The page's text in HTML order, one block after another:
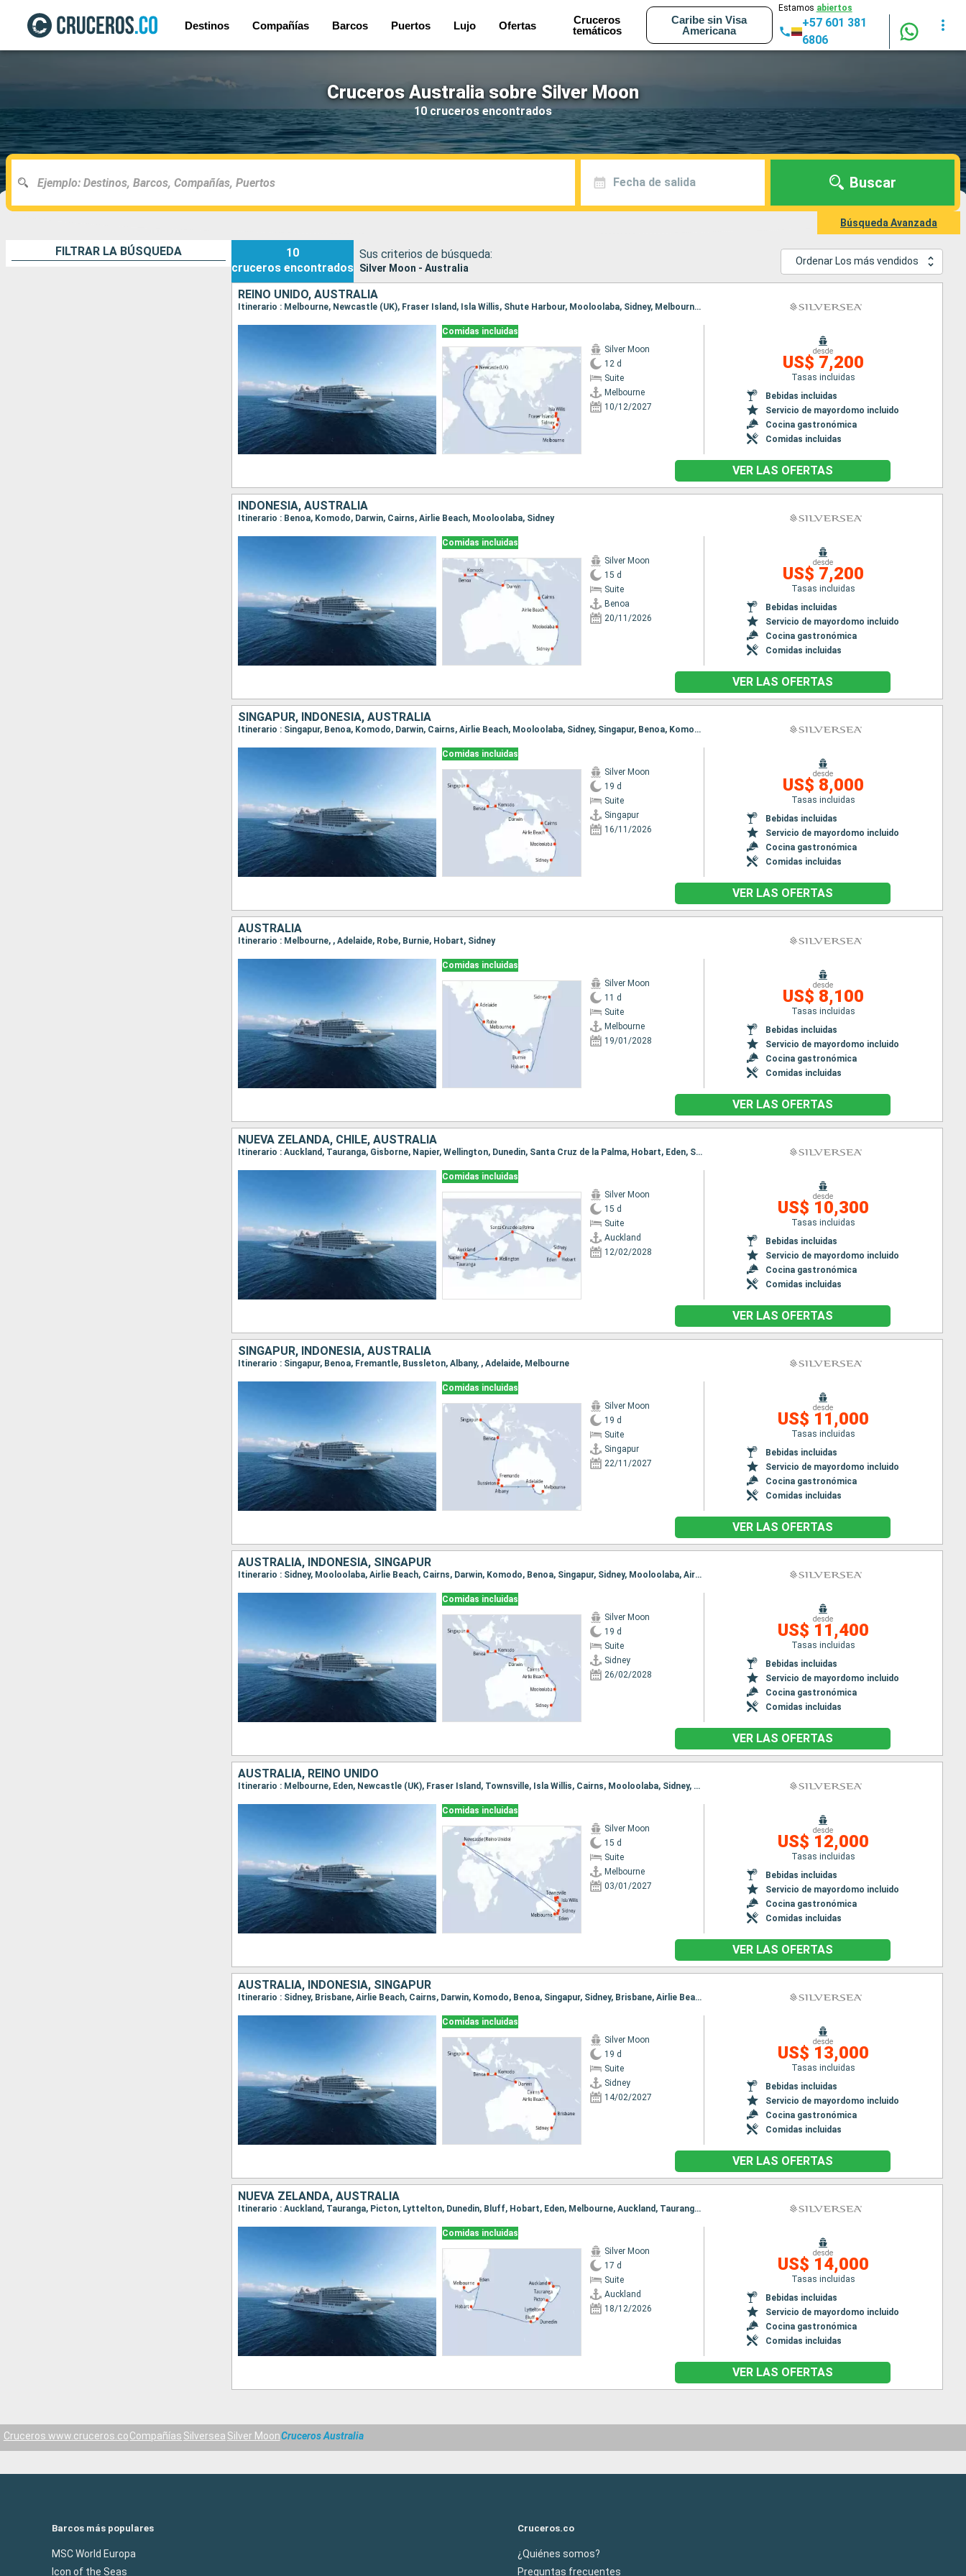
Destinos Compañías Barcos Puertos Lujo Ofertas
Cruceros
temáticos
Caribe sin Visa
Americana
Estamos abiertos
+57 601 381
6806
Cruceros Australia sobre Silver Moon
10 cruceros encontrados
Fecha de salida Buscar
Búsqueda Avanzada
FILTRAR LA BÚSQUEDA
10
cruceros encontrados
Sus criterios de búsqueda:
Silver Moon - Australia
Ordenar Los más vendidos
REINO UNIDO, AUSTRALIA
Itinerario : Melbourne, Newcastle (UK), Fraser Island, Isla Willis, Shute Harbour, Mooloolaba, Sidney, Melbourne, Newcastle (UK), Fraser Island, Isla Willis, Shute Harbour, Mooloolaba, Sidney
Comidas incluidas
Silver Moon
12 d
Suite
Melbourne
10/12/2027
desde
US$ 7,200
Tasas incluidas
Bebidas incluidas
Servicio de mayordomo incluido
Cocina gastronómica
Comidas incluidas
VER LAS OFERTAS
INDONESIA, AUSTRALIA
Itinerario : Benoa, Komodo, Darwin, Cairns, Airlie Beach, Mooloolaba, Sidney
Comidas incluidas
Silver Moon
15 d
Suite
Benoa
20/11/2026
desde
US$ 7,200
Tasas incluidas
Bebidas incluidas
Servicio de mayordomo incluido
Cocina gastronómica
Comidas incluidas
VER LAS OFERTAS
SINGAPUR, INDONESIA, AUSTRALIA
Itinerario : Singapur, Benoa, Komodo, Darwin, Cairns, Airlie Beach, Mooloolaba, Sidney, Singapur, Benoa, Komodo, Darwin, Cairns, Airlie Beach, Mooloolaba, Sidney
Comidas incluidas
Silver Moon
19 d
Suite
Singapur
16/11/2026
desde
US$ 8,000
Tasas incluidas
Bebidas incluidas
Servicio de mayordomo incluido
Cocina gastronómica
Comidas incluidas
VER LAS OFERTAS
AUSTRALIA
Itinerario : Melbourne, , Adelaide, Robe, Burnie, Hobart, Sidney
Comidas incluidas
Silver Moon
11 d
Suite
Melbourne
19/01/2028
desde
US$ 8,100
Tasas incluidas
Bebidas incluidas
Servicio de mayordomo incluido
Cocina gastronómica
Comidas incluidas
VER LAS OFERTAS
NUEVA ZELANDA, CHILE, AUSTRALIA
Itinerario : Auckland, Tauranga, Gisborne, Napier, Wellington, Dunedin, Santa Cruz de la Palma, Hobart, Eden, Sidney, Auckland, Tauranga, Gisborne, Napier, Wellington, Dunedin, Santa Cruz de la Palma, Hobart, Eden, Sidney
Comidas incluidas
Silver Moon
15 d
Suite
Auckland
12/02/2028
desde
US$ 10,300
Tasas incluidas
Bebidas incluidas
Servicio de mayordomo incluido
Cocina gastronómica
Comidas incluidas
VER LAS OFERTAS
SINGAPUR, INDONESIA, AUSTRALIA
Itinerario : Singapur, Benoa, Fremantle, Bussleton, Albany, , Adelaide, Melbourne
Comidas incluidas
Silver Moon
19 d
Suite
Singapur
22/11/2027
desde
US$ 11,000
Tasas incluidas
Bebidas incluidas
Servicio de mayordomo incluido
Cocina gastronómica
Comidas incluidas
VER LAS OFERTAS
AUSTRALIA, INDONESIA, SINGAPUR
Itinerario : Sidney, Mooloolaba, Airlie Beach, Cairns, Darwin, Komodo, Benoa, Singapur, Sidney, Mooloolaba, Airlie Beach, Cairns, Darwin, Komodo, Benoa, Singapur
Comidas incluidas
Silver Moon
19 d
Suite
Sidney
26/02/2028
desde
US$ 11,400
Tasas incluidas
Bebidas incluidas
Servicio de mayordomo incluido
Cocina gastronómica
Comidas incluidas
VER LAS OFERTAS
AUSTRALIA, REINO UNIDO
Itinerario : Melbourne, Eden, Newcastle (UK), Fraser Island, Townsville, Isla Willis, Cairns, Mooloolaba, Sidney, Melbourne, Eden, Newcastle (UK), Fraser Island, Townsville, Isla Willis, Cairns, Mooloolaba, Sidney
Comidas incluidas
Silver Moon
15 d
Suite
Melbourne
03/01/2027
desde
US$ 12,000
Tasas incluidas
Bebidas incluidas
Servicio de mayordomo incluido
Cocina gastronómica
Comidas incluidas
VER LAS OFERTAS
AUSTRALIA, INDONESIA, SINGAPUR
Itinerario : Sidney, Brisbane, Airlie Beach, Cairns, Darwin, Komodo, Benoa, Singapur, Sidney, Brisbane, Airlie Beach, Cairns, Darwin, Komodo, Benoa, Singapur
Comidas incluidas
Silver Moon
19 d
Suite
Sidney
14/02/2027
desde
US$ 13,000
Tasas incluidas
Bebidas incluidas
Servicio de mayordomo incluido
Cocina gastronómica
Comidas incluidas
VER LAS OFERTAS
NUEVA ZELANDA, AUSTRALIA
Itinerario : Auckland, Tauranga, Picton, Lyttelton, Dunedin, Bluff, Hobart, Eden, Melbourne, Auckland, Tauranga, Picton, Lyttelton, Dunedin, Bluff, Hobart, Eden, Melbourne
Comidas incluidas
Silver Moon
17 d
Suite
Auckland
18/12/2026
desde
US$ 14,000
Tasas incluidas
Bebidas incluidas
Servicio de mayordomo incluido
Cocina gastronómica
Comidas incluidas
VER LAS OFERTAS
Cruceros www.cruceros.coCompañías Silversea Silver MoonCruceros Australia
Barcos más populares
MSC World Europa
Icon of the Seas
Cruceros.co
¿Quiénes somos?
Preguntas frecuentes